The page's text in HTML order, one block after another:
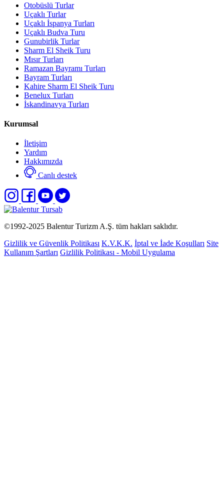
Otobüslü Turlar
Uçaklı Turlar
Uçaklı İspanya Turları
Uçaklı Budva Turu
Gunubirlik Turlar
Sharm El Sheik Turu
Mısır Turları
Ramazan Bayramı Turları
Bayram Turları
Kahire Sharm El Sheik Turu
Benelux Turları
İskandinavya Turları
Kurumsal
İletişim
Yardım
Hakkımızda
Canlı destek
©1992-2025 Balentur Turizm A.Ş. tüm hakları saklıdır.
Gizlilik ve Güvenlik Politikası K.V.K.K. İptal ve İade Koşulları Site
Kullanım Şartları Gizlilik Politikası - Mobil Uygulama